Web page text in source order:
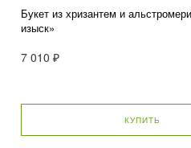
Букет из хризантем и
изыск»
7 010 ₽
КУПИТЬ